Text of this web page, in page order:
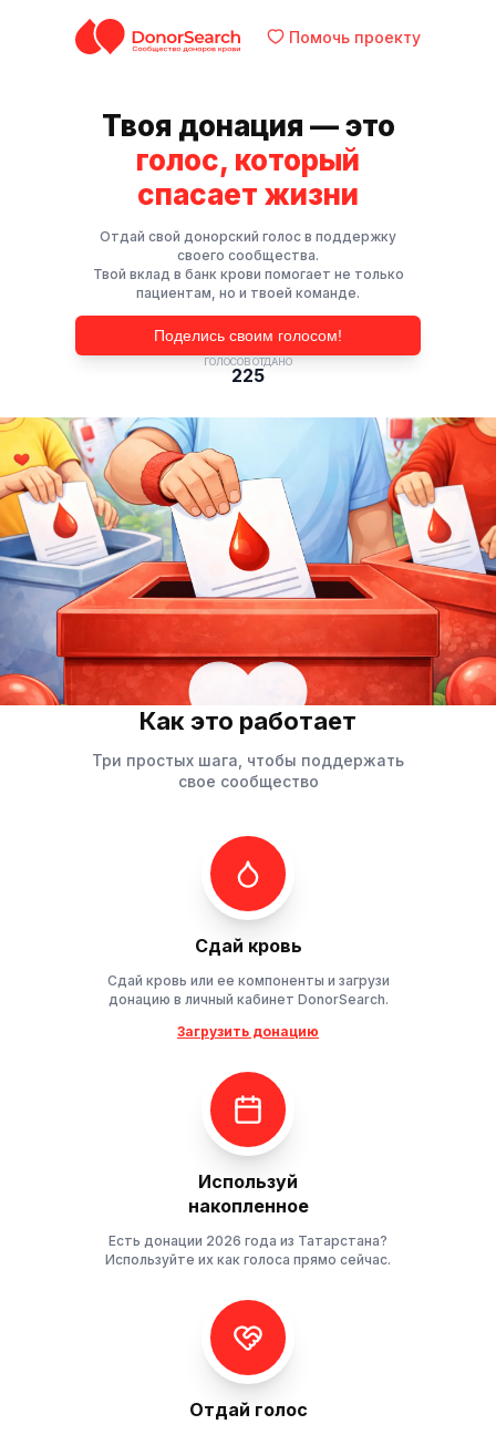
Помочь проекту
Твоя донация — это
голос, который
спасает жизни
Отдай свой донорский голос в поддержку
своего сообщества.
Твой вклад в банк крови помогает не только
пациентам, но и твоей команде.
Поделись своим голосом!
ГОЛОСОВ ОТДАНО
225
Как это работает
Три простых шага, чтобы поддержать
свое сообщество
Сдай кровь
Сдай кровь или ее компоненты и загрузи
донацию в личный кабинет DonorSearch.
Загрузить донацию
Используй
накопленное
Есть донации 2026 года из Татарстана?
Используйте их как голоса прямо сейчас.
Отдай голос